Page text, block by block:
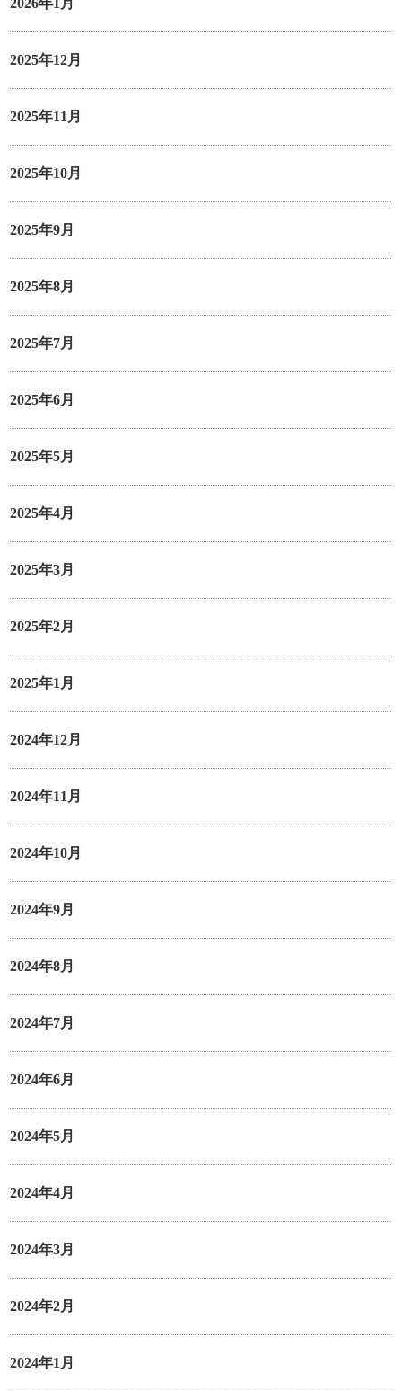
2025年12月
2025年11月
2025年10月
2025年9月
2025年8月
2025年7月
2025年6月
2025年5月
2025年4月
2025年3月
2025年2月
2025年1月
2024年12月
2024年11月
2024年10月
2024年9月
2024年8月
2024年7月
2024年6月
2024年5月
2024年4月
2024年3月
2024年2月
2024年1月